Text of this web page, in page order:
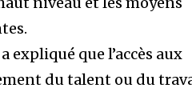
que l’accès aux
du talent ou du